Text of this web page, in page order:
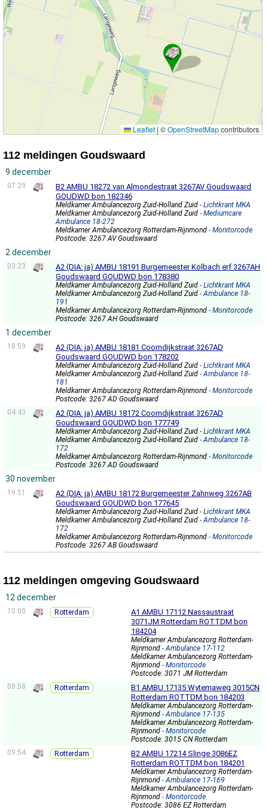
Leaflet | ©OpenStreetMapcontributors
112 meldingen Goudswaard
9 december
07:29
B2 AMBU 18272 van Almondestraat 3267AV Goudswaard
GOUDWD bon 182346
Meldkamer Ambulancezorg Zuid-Holland Zuid - Lichtkrant MKA
Meldkamer Ambulancezorg Zuid-Holland Zuid - Mediumcare
Ambulance 18-272
Meldkamer Ambulancezorg Rotterdam-Rijnmond - Monitorcode
Postcode: 3267 AV Goudswaard
2 december
03:23
A2 (DIA: ja) AMBU 18191 Burgemeester Kolbach erf 3267AH
Goudswaard GOUDWD bon 178380
Meldkamer Ambulancezorg Zuid-Holland Zuid - Lichtkrant MKA
Meldkamer Ambulancezorg Zuid-Holland Zuid - Ambulance 18-
191
Meldkamer Ambulancezorg Rotterdam-Rijnmond - Monitorcode
Postcode: 3267 AH Goudswaard
1 december
18:59
A2 (DIA: ja) AMBU 18181 Coorndijkstraat 3267AD
Goudswaard GOUDWD bon 178202
Meldkamer Ambulancezorg Zuid-Holland Zuid - Lichtkrant MKA
Meldkamer Ambulancezorg Zuid-Holland Zuid - Ambulance 18-
181
Meldkamer Ambulancezorg Rotterdam-Rijnmond - Monitorcode
Postcode: 3267 AD Goudswaard
04:43
A2 (DIA: ja) AMBU 18172 Coorndijkstraat 3267AD
Goudswaard GOUDWD bon 177749
Meldkamer Ambulancezorg Zuid-Holland Zuid - Lichtkrant MKA
Meldkamer Ambulancezorg Zuid-Holland Zuid - Ambulance 18-
172
Meldkamer Ambulancezorg Rotterdam-Rijnmond - Monitorcode
Postcode: 3267 AD Goudswaard
30 november
19:51
A2 (DIA: ja) AMBU 18172 Burgemeester Zahnweg 3267AB
Goudswaard GOUDWD bon 177645
Meldkamer Ambulancezorg Zuid-Holland Zuid - Lichtkrant MKA
Meldkamer Ambulancezorg Zuid-Holland Zuid - Ambulance 18-
172
Meldkamer Ambulancezorg Rotterdam-Rijnmond - Monitorcode
Postcode: 3267 AB Goudswaard
112 meldingen omgeving Goudswaard
12 december
10:00 Rotterdam
A1 AMBU 17112 Nassaustraat
3071JM Rotterdam ROTTDM bon
184204
Meldkamer Ambulancezorg Rotterdam-
Rijnmond - Ambulance 17-112
Meldkamer Ambulancezorg Rotterdam-
Rijnmond - Monitorcode
Postcode: 3071 JM Rotterdam
09:58
Rotterdam
B1 AMBU 17135 Wytemaweg 3015CN
Rotterdam ROTTDM bon 184203
Meldkamer Ambulancezorg Rotterdam-
Rijnmond - Ambulance 17-135
Meldkamer Ambulancezorg Rotterdam-
Rijnmond - Monitorcode
Postcode: 3015 CN Rotterdam
09:54
Rotterdam
B2 AMBU 17214 Slinge 3086EZ
Rotterdam ROTTDM bon 184201
Meldkamer Ambulancezorg Rotterdam-
Rijnmond - Ambulance 17-169
Meldkamer Ambulancezorg Rotterdam-
Rijnmond - Monitorcode
Postcode: 3086 EZ Rotterdam